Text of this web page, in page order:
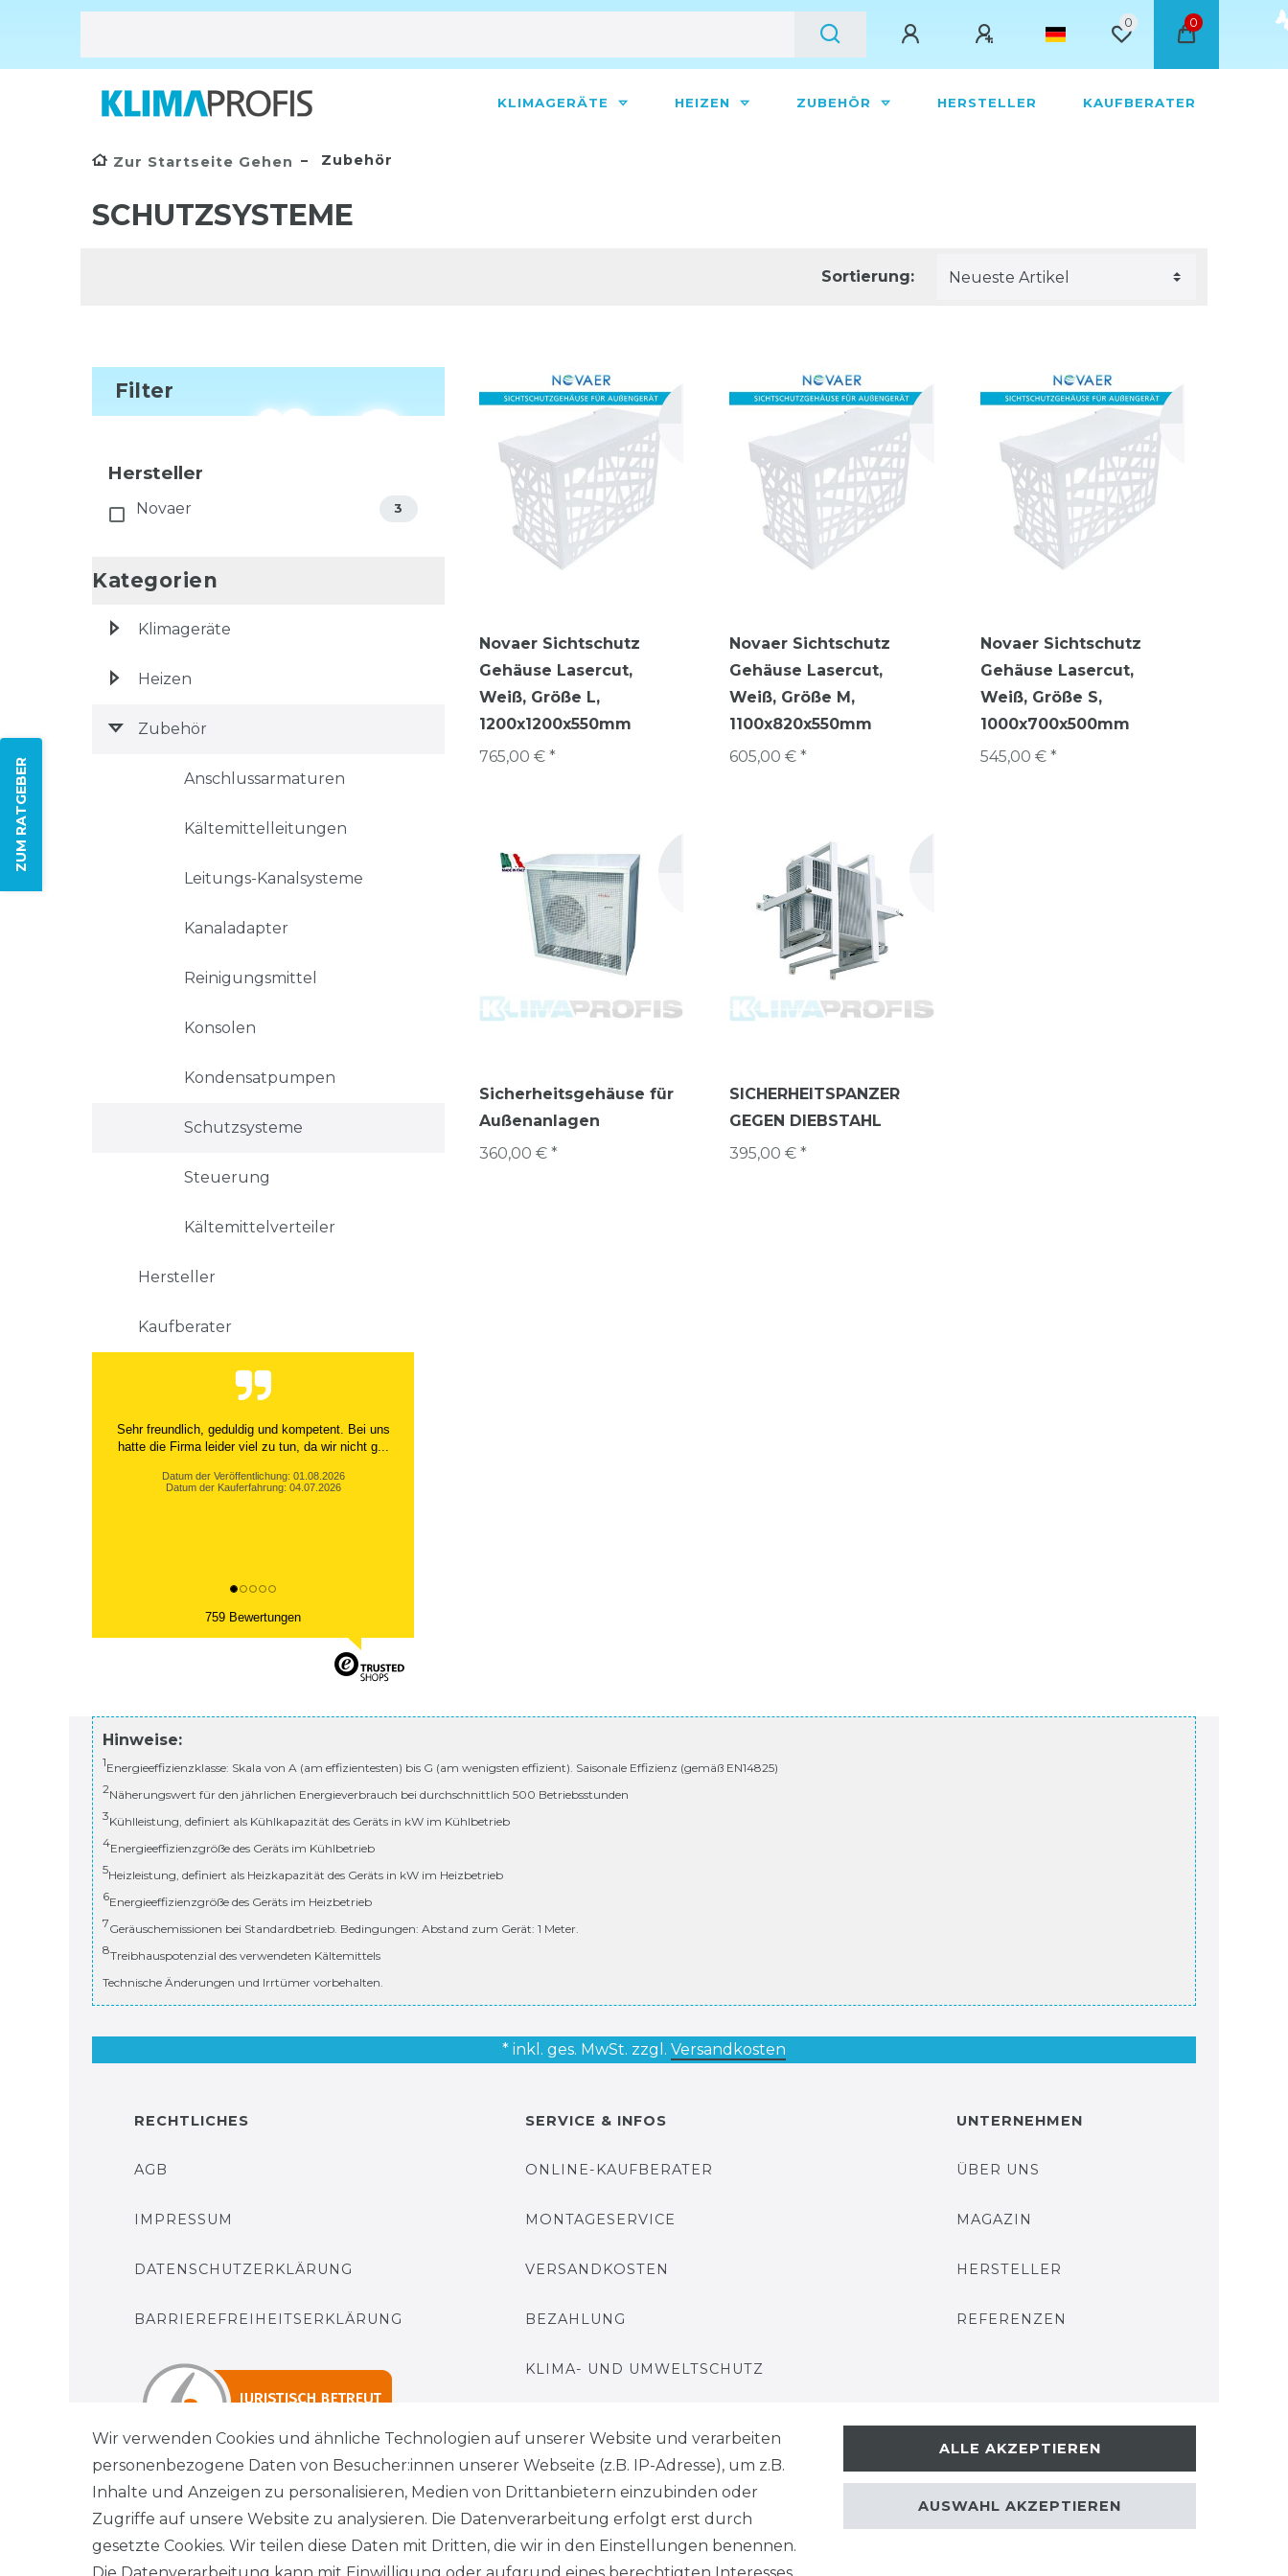
0 0
KLIMAGERÄTE HEIZEN ZUBEHÖR HERSTELLER KAUFBERATER
Zur Startseite Gehen Zubehör
ZUM RATGEBER
SCHUTZSYSTEME
Sortierung:
Filter
Hersteller
Novaer 3
Kategorien
Klimageräte
Heizen
Zubehör
Anschlussarmaturen
Kältemittelleitungen
Leitungs-Kanalsysteme
Kanaladapter
Reinigungsmittel
Konsolen
Kondensatpumpen
Schutzsysteme
Steuerung
Kältemittelverteiler
Hersteller
Kaufberater
Sehr freundlich, geduldig und kompetent. Bei uns
hatte die Firma leider viel zu tun, da wir nicht g...
Datum der Veröffentlichung: 01.08.2026
Datum der Kauferfahrung: 04.07.2026
759 Bewertungen
Novaer Sichtschutz
Gehäuse Lasercut,
Weiß, Größe L,
1200x1200x550mm
765,00 € *
Novaer Sichtschutz
Gehäuse Lasercut,
Weiß, Größe M,
1100x820x550mm
605,00 € *
Novaer Sichtschutz
Gehäuse Lasercut,
Weiß, Größe S,
1000x700x500mm
545,00 € *
Sicherheitsgehäuse für
Außenanlagen
360,00 € *
SICHERHEITSPANZER
GEGEN DIEBSTAHL
395,00 € *
Hinweise:
1Energieeffizienzklasse: Skala von A (am effizientesten) bis G (am wenigsten effizient). Saisonale Effizienz (gemäß EN14825)
2Näherungswert für den jährlichen Energieverbrauch bei durchschnittlich 500 Betriebsstunden
3Kühlleistung, definiert als Kühlkapazität des Geräts in kW im Kühlbetrieb
4Energieeffizienzgröße des Geräts im Kühlbetrieb
5Heizleistung, definiert als Heizkapazität des Geräts in kW im Heizbetrieb
6Energieeffizienzgröße des Geräts im Heizbetrieb
7Geräuschemissionen bei Standardbetrieb. Bedingungen: Abstand zum Gerät: 1 Meter.
8Treibhauspotenzial des verwendeten Kältemittels
Technische Änderungen und Irrtümer vorbehalten.
* inkl. ges. MwSt. zzgl. Versandkosten
RECHTLICHES
AGB
IMPRESSUM
DATENSCHUTZERKLÄRUNG
BARRIEREFREIHEITSERKLÄRUNG
SERVICE & INFOS
ONLINE-KAUFBERATER
MONTAGESERVICE
VERSANDKOSTEN
BEZAHLUNG
KLIMA- UND UMWELTSCHUTZ
UNTERNEHMEN
ÜBER UNS
MAGAZIN
HERSTELLER
REFERENZEN
Widerrufs­recht
Wir verwenden Cookies und ähnliche Technologien auf unserer Website und verarbeiten
personenbezogene Daten von Besucher:innen unserer Webseite (z.B. IP-Adresse), um z.B.
Inhalte und Anzeigen zu personalisieren, Medien von Drittanbietern einzubinden oder
Zugriffe auf unsere Website zu analysieren. Die Datenverarbeitung erfolgt erst durch
gesetzte Cookies. Wir teilen diese Daten mit Dritten, die wir in den Einstellungen benennen.
ALLE AKZEPTIEREN
AUSWAHL AKZEPTIEREN